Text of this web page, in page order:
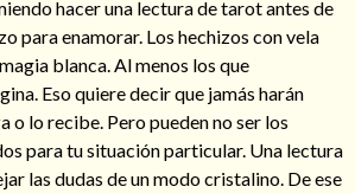
a mi pareja
hacer una lectura de tarot antes de
para enamorar. Los hechizos con vela
blanca. Al menos los que
Eso quiere decir que jamás harán
o lo recibe. Pero pueden no ser los
para tu situación particular. Una lectura
las dudas de un modo cristalino. De ese